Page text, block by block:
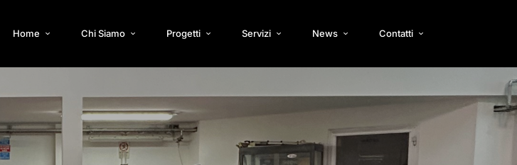
Home Chi Siamo Progetti Servizi News Contatti